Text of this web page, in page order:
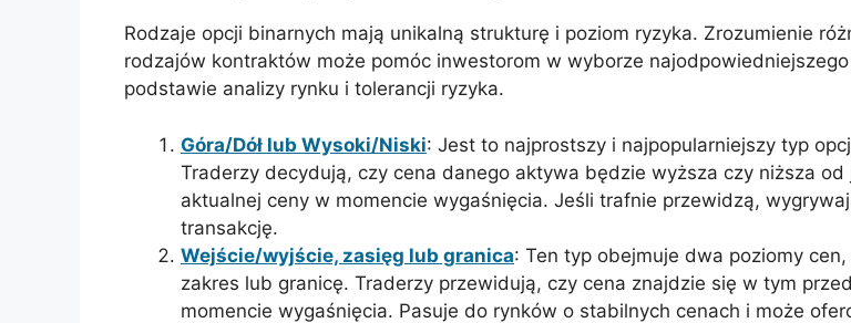
Rodzaje opcji binarnych mają unikalną strukturę i poziom ryzyka. Zrozumienie
rodzajów kontraktów może pomóc inwestorom w wyborze
podstawie analizy rynku i tolerancji ryzyka.
Góra/Dół lub Wysoki/Niski: Jest to najprostszy i najpopularniejszy typ
Traderzy decydują, czy cena danego aktywa będzie wyższa czy niższa od
aktualnej ceny w momencie wygaśnięcia. Jeśli trafnie przewidzą,
transakcję.
Wejście/wyjście, zasięg lub granica: Ten typ obejmuje dwa poziomy
zakres lub granicę. Traderzy przewidują, czy cena znajdzie się w tym
momencie wygaśnięcia. Pasuje do rynków o stabilnych cenach i może